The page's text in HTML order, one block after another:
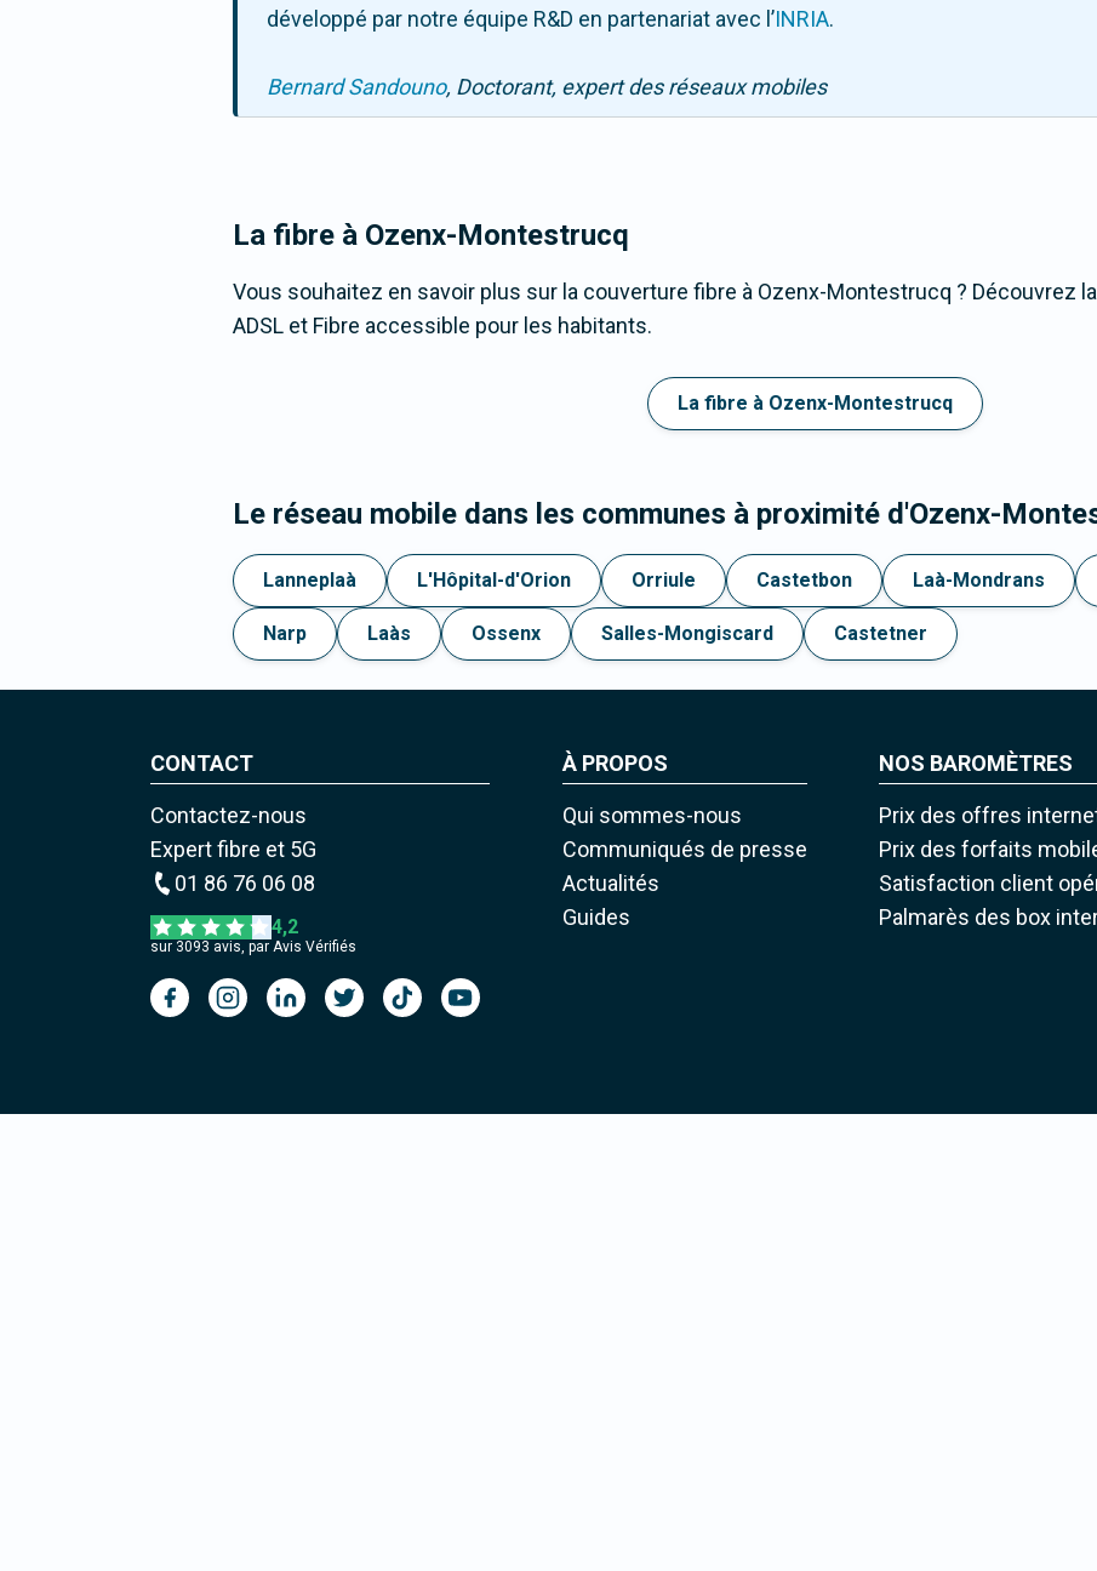
développé par notre équipe R&D en partenariat avec l ’INRIA.
Bernard Sandouno, Doctorant, expert des réseaux mobiles
La fibre à Ozenx-Montestrucq
Vous souhaitez en savoir plus sur la couverture fibre à Ozenx-Montestrucq ? Découvrez
ADSL et Fibre accessible pour les habitants.
La fibre à Ozenx-Montestrucq
Le réseau mobile dans les communes à proximité d'Ozenx-
Lanneplaà L'Hôpital-d'Orion Orriule Castetbon Laà-Mondrans
Narp Laàs Ossenx Salles-Mongiscard Castetner
CONTACT
Contactez-nous
Expert fibre et 5G
01 86 76 06 08
4,2
sur 3093 avis, par Avis Vérifiés
À PROPOS
Qui sommes-nous
Communiqués de presse
Actualités
Guides
NOS BAROMÈTRES
Prix des offres
Prix des forfaits
Satisfaction client
Palmarès des box